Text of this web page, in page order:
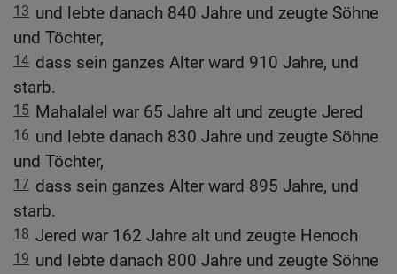
13 und lebte danach 840 Jahre und zeugte Söhne
und Töchter,
14 dass sein ganzes Alter ward 910 Jahre, und
starb.
15 Mahalalel war 65 Jahre alt und zeugte Jered
16 und lebte danach 830 Jahre und zeugte Söhne
und Töchter,
17 dass sein ganzes Alter ward 895 Jahre, und
starb.
18 Jered war 162 Jahre alt und zeugte Henoch
19 und lebte danach 800 Jahre und zeugte Söhne